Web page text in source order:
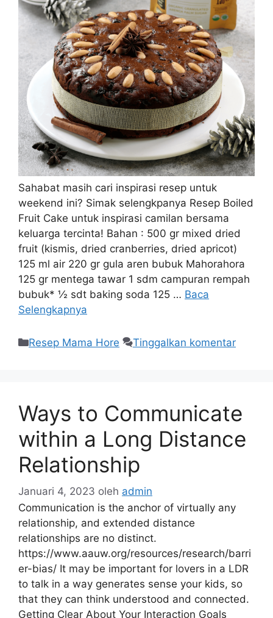
Sahabat masih cari inspirasi resep untuk
weekend ini? Simak selengkpanya Resep Boiled
Fruit Cake untuk inspirasi camilan bersama
keluarga tercinta! Bahan : 500 gr mixed dried
fruit (kismis, dried cranberries, dried apricot)
125 ml air 220 gr gula aren bubuk Mahorahora
125 gr mentega tawar 1 sdm campuran rempah
bubuk* ½ sdt baking soda 125 … Baca
Selengkapnya
Resep Mama Hore Tinggalkan komentar
Ways to Communicate
within a Long Distance
Relationship
Januari 4, 2023 oleh admin
Communication is the anchor of virtually any
relationship, and extended distance
relationships are no distinct.
https://www.aauw.org/resources/research/barri
er-bias/ It may be important for lovers in a LDR
to talk in a way generates sense your kids, so
that they can think understood and connected.
Getting Clear About Your Interaction Goals